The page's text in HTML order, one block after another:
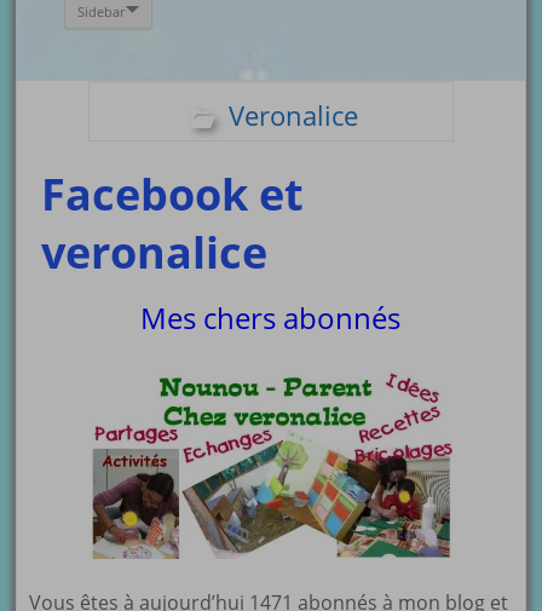
Sidebar
Veronalice
Facebook et
veronalice
Mes chers abonnés
Vous êtes à aujourd’hui 1471 abonnés à mon blog et